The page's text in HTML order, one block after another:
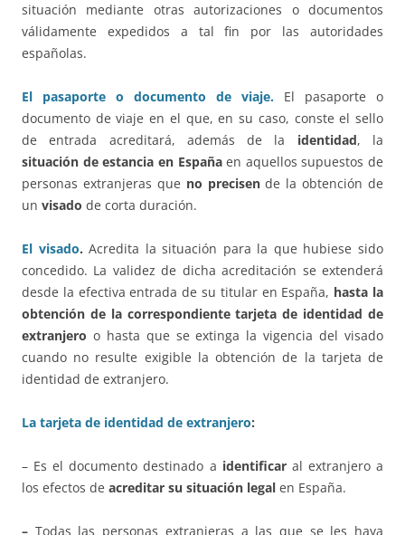
situación mediante otras autorizaciones o documentos
válidamente expedidos a tal fin por las autoridades
españolas.
El pasaporte o documento de viaje. El pasaporte o
documento de viaje en el que, en su caso, conste el sello
de entrada acreditará, además de la identidad, la
situación de estancia en Españaen aquellos supuestos de
personas extranjeras que no precisende la obtención de
un visado de corta duración.
El visado.Acredita la situación para la que hubiese sido
concedido. La validez de dicha acreditación se extenderá
desde la efectiva entrada de su titular en España, hasta la
obtención de la correspondiente tarjeta de identidad de
extranjero o hasta que se extinga la vigencia del visado
cuando no resulte exigible la obtención de la tarjeta de
identidad de extranjero.
La tarjeta de identidad de extranjero:
– Es el documento destinado a identificaral extranjero a
los efectos de acreditar su situación legal en España.
– Todas las personas extranjeras a las que se les haya